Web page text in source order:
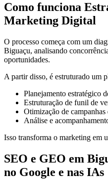
Como funciona
Marketing Digital
O processo começa com um
Biguaçu, analisando
oportunidades.
A partir disso, é estruturado um
Planejamento estratégico
Estruturação de funil de
Otimização de campanhas
Análise e
Isso transforma o marketing em
SEO e GEO em
no Google e nas IAs